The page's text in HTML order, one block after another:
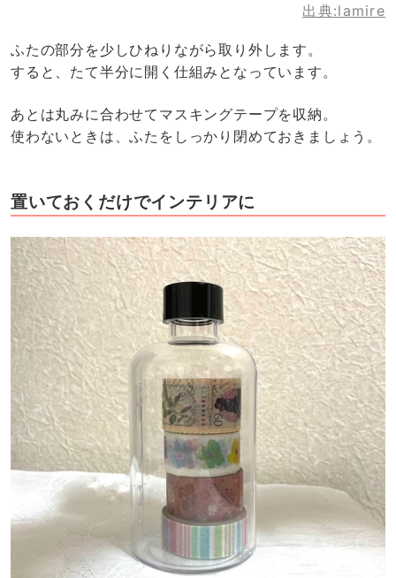
出典:lamire
ふたの部分を少しひねりながら取り外します。
すると、たて半分に開く仕組みとなっています。
あとは丸みに合わせてマスキングテープを収納。
使わないときは、ふたをしっかり閉めておきましょう。
置いておくだけでインテリアに